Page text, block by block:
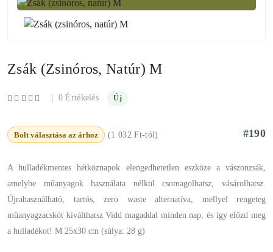
Zsák (zsinóros, Natúr) M
| 0 Értékelés Új
Bolt választása az árhoz (1 032 Ft-tól) #190
A hulladékmentes hétköznapok elengedhetetlen eszköze a vászonzsák,
amelybe műanyagok használata nélkül csomagolhatsz, vásárolhatsz.
Újrahasználható, tartós, zero waste alternatíva, mellyel rengeteg
műanyagzacskót kiválthatsz Vidd magaddal minden nap, és így előzd meg
a hulladékot! M 25x30 cm (súlya: 28 g)